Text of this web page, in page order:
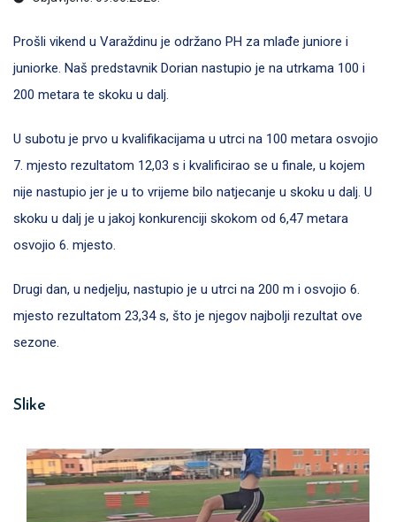
Prošli vikend u Varaždinu je održano PH za mlađe juniore i
juniorke. Naš predstavnik Dorian nastupio je na utrkama 100 i
200 metara te skoku u dalj.
U subotu je prvo u kvalifikacijama u utrci na 100 metara osvojio
7. mjesto rezultatom 12,03 s i kvalificirao se u finale, u kojem
nije nastupio jer je u to vrijeme bilo natjecanje u skoku u dalj. U
skoku u dalj je u jakoj konkurenciji skokom od 6,47 metara
osvojio 6. mjesto.
Drugi dan, u nedjelju, nastupio je u utrci na 200 m i osvojio 6.
mjesto rezultatom 23,34 s, što je njegov najbolji rezultat ove
sezone.
Slike